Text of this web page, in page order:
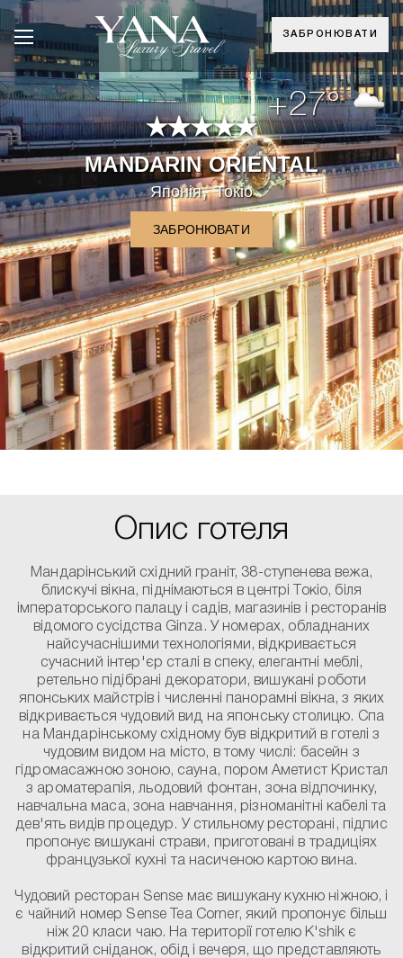
ЗАБРОНЮВАТИ
+27°
MANDARIN ORIENTAL
Японія,Токіо
ЗАБРОНЮВАТИ
Опис готеля
Мандарінський східний граніт, 38-ступенева вежа,
блискучі вікна, піднімаються в центрі Токіо, біля
імператорського палацу і садів, магазинів і ресторанів
відомого сусідства Ginza. У номерах, обладнаних
найсучаснішими технологіями, відкривається
сучасний інтер'єр сталі в спеку, елегантні меблі,
ретельно підібрані декоратори, вишукані роботи
японських майстрів і численні панорамні вікна, з яких
відкривається чудовий вид на японську столицю. Спа
на Мандарінському східному був відкритий в готелі з
чудовим видом на місто, в тому числі: басейн з
гідромасажною зоною, сауна, пором Аметист Кристал
з ароматерапія, льодовий фонтан, зона відпочинку,
навчальна маса, зона навчання, різноманітні кабелі та
дев'ять видів процедур. У стильному ресторані, підпис
пропонує вишукані страви, приготовані в традиціях
французької кухні та насиченою картою вина.
Чудовий ресторан Sense має вишукану кухню ніжною, і
є чайний номер Sense Tea Corner, який пропонує більш
ніж 20 класи чаю. На території готелю K'shik є
відкритий сніданок, обід і вечеря, що представляють